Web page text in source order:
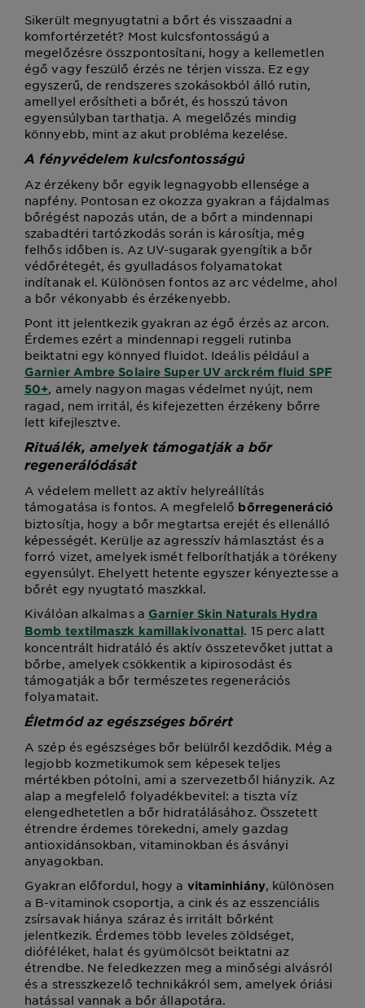
Sikerült megnyugtatni a bőrt és visszaadni a
komfortérzetét? Most kulcsfontosságú a
megelőzésre összpontosítani, hogy a kellemetlen
égő vagy feszülő érzés ne térjen vissza. Ez egy
egyszerű, de rendszeres szokásokból álló rutin,
amellyel erősítheti a bőrét, és hosszú távon
egyensúlyban tarthatja. A megelőzés mindig
könnyebb, mint az akut probléma kezelése.
A fényvédelem kulcsfontosságú
Az érzékeny bőr egyik legnagyobb ellensége a
napfény. Pontosan ez okozza gyakran a fájdalmas
bőrégést napozás után, de a bőrt a mindennapi
szabadtéri tartózkodás során is károsítja, még
felhős időben is. Az UV-sugarak gyengítik a bőr
védőrétegét, és gyulladásos folyamatokat
indítanak el. Különösen fontos az arc védelme, ahol
a bőr vékonyabb és érzékenyebb.
Pont itt jelentkezik gyakran az égő érzés az arcon.
Érdemes ezért a mindennapi reggeli rutinba
beiktatni egy könnyed fluidot. Ideális például a
Garnier Ambre Solaire Super UV arckrém fluid SPF
50+, amely nagyon magas védelmet nyújt, nem
ragad, nem irritál, és kifejezetten érzékeny bőrre
lett kifejlesztve.
Rituálék, amelyek támogatják a bőr
regenerálódását
A védelem mellett az aktív helyreállítás
támogatása is fontos. A megfelelő bőrregeneráció
biztosítja, hogy a bőr megtartsa erejét és ellenálló
képességét. Kerülje az agresszív hámlasztást és a
forró vizet, amelyek ismét felboríthatják a törékeny
egyensúlyt. Ehelyett hetente egyszer kényeztesse a
bőrét egy nyugtató maszkkal.
Kiválóan alkalmas a Garnier Skin Naturals Hydra
Bomb textilmaszk kamillakivonattal. 15 perc alatt
koncentrált hidratáló és aktív összetevőket juttat a
bőrbe, amelyek csökkentik a kipirosodást és
támogatják a bőr természetes regenerációs
folyamatait.
Életmód az egészséges bőrért
A szép és egészséges bőr belülről kezdődik. Még a
legjobb kozmetikumok sem képesek teljes
mértékben pótolni, ami a szervezetből hiányzik. Az
alap a megfelelő folyadékbevitel: a tiszta víz
elengedhetetlen a bőr hidratálásához. Összetett
étrendre érdemes törekedni, amely gazdag
antioxidánsokban, vitaminokban és ásványi
anyagokban.
Gyakran előfordul, hogy a vitaminhiány, különösen
a B-vitaminok csoportja, a cink és az esszenciális
zsírsavak hiánya száraz és irritált bőrként
jelentkezik. Érdemes több leveles zöldséget,
dióféléket, halat és gyümölcsöt beiktatni az
étrendbe. Ne feledkezzen meg a minőségi alvásról
és a stresszkezelő technikákról sem, amelyek óriási
hatással vannak a bőr állapotára.